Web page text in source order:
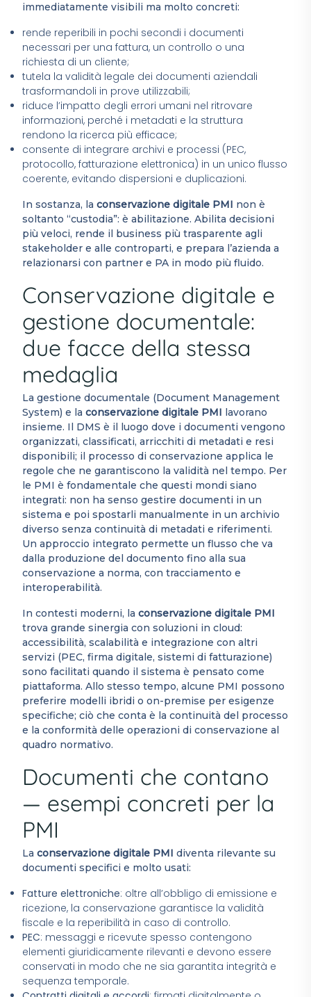
immediatamente visibili ma molto concreti:
rende reperibili in pochi secondi i documenti
necessari per una fattura, un controllo o una
richiesta di un cliente;
tutela la validità legale dei documenti aziendali
trasformandoli in prove utilizzabili;
riduce l’impatto degli errori umani nel ritrovare
informazioni, perché i metadati e la struttura
rendono la ricerca più efficace;
consente di integrare archivi e processi (PEC,
protocollo, fatturazione elettronica) in un unico flusso
coerente, evitando dispersioni e duplicazioni.
In sostanza, laconservazione digitale PMI non è
soltanto “custodia”: è abilitazione. Abilita decisioni
più veloci, rende il business più trasparente agli
stakeholder e alle controparti, e prepara l’azienda a
relazionarsi con partner e PA in modo più fluido.
Conservazione digitale e
gestione documentale:
due facce della stessa
medaglia
La gestione documentale (Document Management
System) e laconservazione digitale PMI lavorano
insieme. Il DMS è il luogo dove i documenti vengono
organizzati, classificati, arricchiti di metadati e resi
disponibili; il processo di conservazione applica le
regole che ne garantiscono la validità nel tempo. Per
le PMI è fondamentale che questi mondi siano
integrati: non ha senso gestire documenti in un
sistema e poi spostarli manualmente in un archivio
diverso senza continuità di metadati e riferimenti.
Un approccio integrato permette un flusso che va
dalla produzione del documento fino alla sua
conservazione a norma, con tracciamento e
interoperabilità.
In contesti moderni, laconservazione digitale PMI
trova grande sinergia con soluzioni in cloud:
accessibilità, scalabilità e integrazione con altri
servizi (PEC, firma digitale, sistemi di fatturazione)
sono facilitati quando il sistema è pensato come
piattaforma. Allo stesso tempo, alcune PMI possono
preferire modelli ibridi o on-premise per esigenze
specifiche; ciò che conta è la continuità del processo
e la conformità delle operazioni di conservazione al
quadro normativo.
Documenti che contano
— esempi concreti per la
PMI
Laconservazione digitale PMI diventa rilevante su
documenti specifici e molto usati:
Fatture elettroniche: oltre all’obbligo di emissione e
ricezione, la conservazione garantisce la validità
fiscale e la reperibilità in caso di controllo.
PEC: messaggi e ricevute spesso contengono
elementi giuridicamente rilevanti e devono essere
conservati in modo che ne sia garantita integrità e
sequenza temporale.